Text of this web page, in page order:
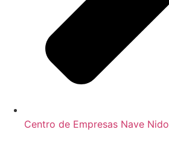
Centro de Empresas Nave Nido